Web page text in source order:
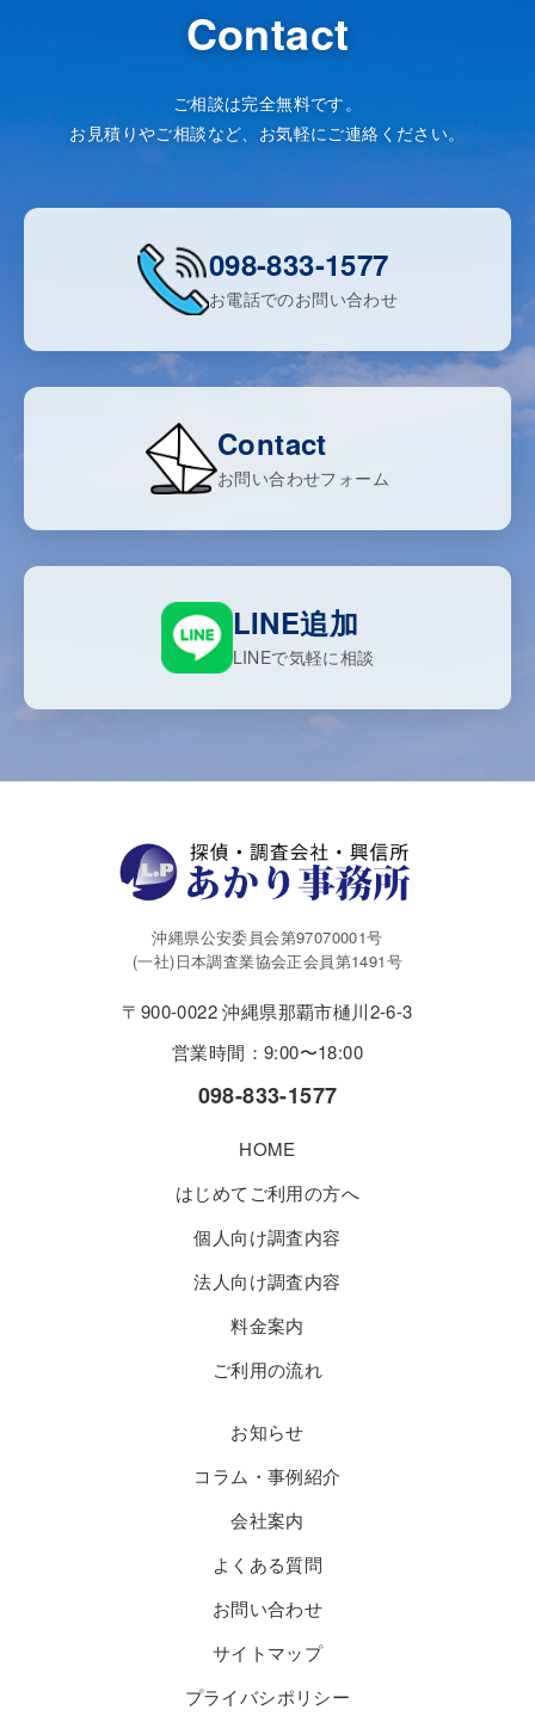
Contact
ご相談は完全無料です。
お見積りやご相談など、お気軽にご連絡ください。
098-833-1577
お電話でのお問い合わせ
Contact
お問い合わせフォーム
LINE追加
LINEで気軽に相談
沖縄県公安委員会第97070001号
(一社)日本調査業協会正会員第1491号
〒900-0022 沖縄県那覇市樋川2-6-3
営業時間：9:00〜18:00
098-833-1577
HOME
はじめてご利用の方へ
個人向け調査内容
法人向け調査内容
料金案内
ご利用の流れ
お知らせ
コラム・事例紹介
会社案内
よくある質問
お問い合わせ
サイトマップ
プライバシポリシー